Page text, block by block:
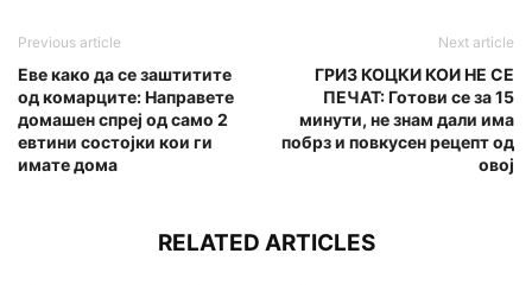
Previous article
Еве како да се заштитите
од комарците: Направете
домашен спреј од само 2
евтини состојки кои ги
имате дома
Next article
ГРИЗ КОЦКИ КОИ НЕ СЕ
ПЕЧАТ: Готови се за 15
минути, не знам дали има
побрз и повкусен рецепт од
овој
RELATED ARTICLES